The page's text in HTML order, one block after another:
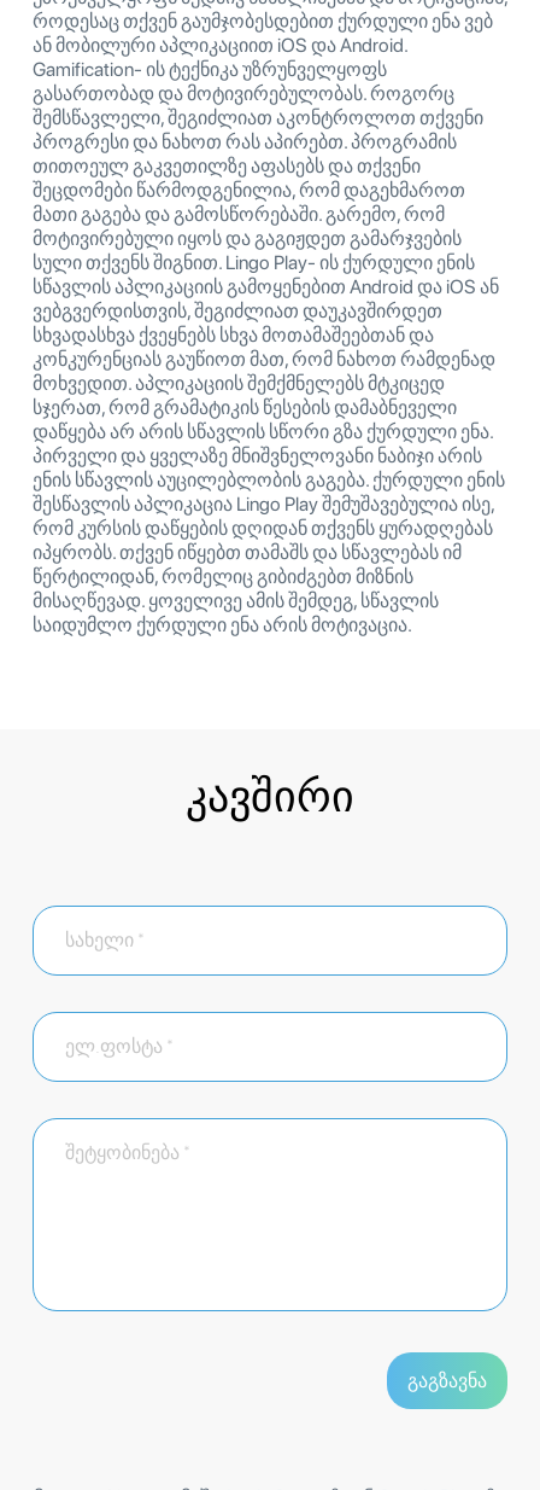
როდესაც თქვენ გაუმჯობესდებით ქურდული ენა ვებ
ან მობილური აპლიკაციით iOS და Android.
Gamification- ის ტექნიკა უზრუნველყოფს
გასართობად და მოტივირებულობას. როგორც
შემსწავლელი, შეგიძლიათ აკონტროლოთ თქვენი
პროგრესი და ნახოთ რას აპირებთ. პროგრამის
თითოეულ გაკვეთილზე აფასებს და თქვენი
შეცდომები წარმოდგენილია, რომ დაგეხმაროთ
მათი გაგება და გამოსწორებაში. გარემო, რომ
მოტივირებული იყოს და გაგიჟდეთ გამარჯვების
სული თქვენს შიგნით. Lingo Play- ის ქურდული ენის
სწავლის აპლიკაციის გამოყენებით Android და iOS ან
ვებგვერდისთვის, შეგიძლიათ დაუკავშირდეთ
სხვადასხვა ქვეყნებს სხვა მოთამაშეებთან და
კონკურენციას გაუწიოთ მათ, რომ ნახოთ რამდენად
მოხვედით. აპლიკაციის შემქმნელებს მტკიცედ
სჯერათ, რომ გრამატიკის წესების დამაბნეველი
დაწყება არ არის სწავლის სწორი გზა ქურდული ენა.
პირველი და ყველაზე მნიშვნელოვანი ნაბიჯი არის
ენის სწავლის აუცილებლობის გაგება. ქურდული ენის
შესწავლის აპლიკაცია Lingo Play შემუშავებულია ისე,
რომ კურსის დაწყების დღიდან თქვენს ყურადღებას
იპყრობს. თქვენ იწყებთ თამაშს და სწავლებას იმ
წერტილიდან, რომელიც გიბიძგებთ მიზნის
მისაღწევად. ყოველივე ამის შემდეგ, სწავლის
საიდუმლო ქურდული ენა არის მოტივაცია.
კავშირი